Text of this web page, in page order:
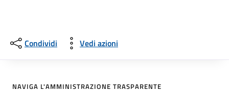
Condividi Vedi azioni
NAVIGA L'AMMINISTRAZIONE TRASPARENTE